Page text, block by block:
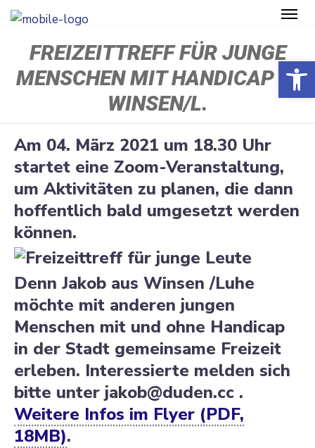
FREIZEITTREFF FÜR JUNGE
MENSCHEN MIT HANDICAP IN
WINSEN/L.
Am 04. März 2021 um 18.30 Uhr
startet eine Zoom-Veran­staltung,
um Aktivi­täten zu planen, die dann
hoffentlich bald umgesetzt werden
können.
Denn Jakob aus Winsen /​Luhe
möchte mit anderen jungen
Menschen mit und ohne Handicap
in der Stadt gemeinsame Freizeit
erleben. Inter­es­sierte melden sich
bitte unter jakob@​duden.​cc .
Weitere Infos im Flyer (PDF,
18MB).
Open toolbar